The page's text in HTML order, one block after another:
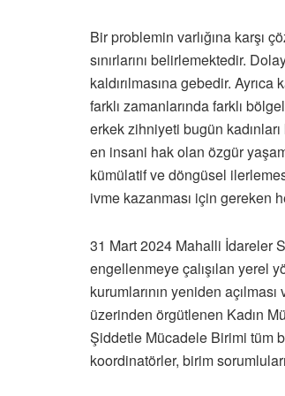
Bir problemin varlığına karşı
sınırlarını belirlemektedir.
kaldırılmasına gebedir.
farklı zamanlarında farklı
erkek zihniyeti bugün
en insani hak olan özgür
kümülatif ve döngüsel
ivme kazanması için gereken
31 Mart 2024 Mahalli İdareler
engellenmeye çalışılan yerel
kurumlarının yeniden
üzerinden örgütlenen Kadın
Şiddetle Mücadele Birimi tüm
koordinatörler, birim